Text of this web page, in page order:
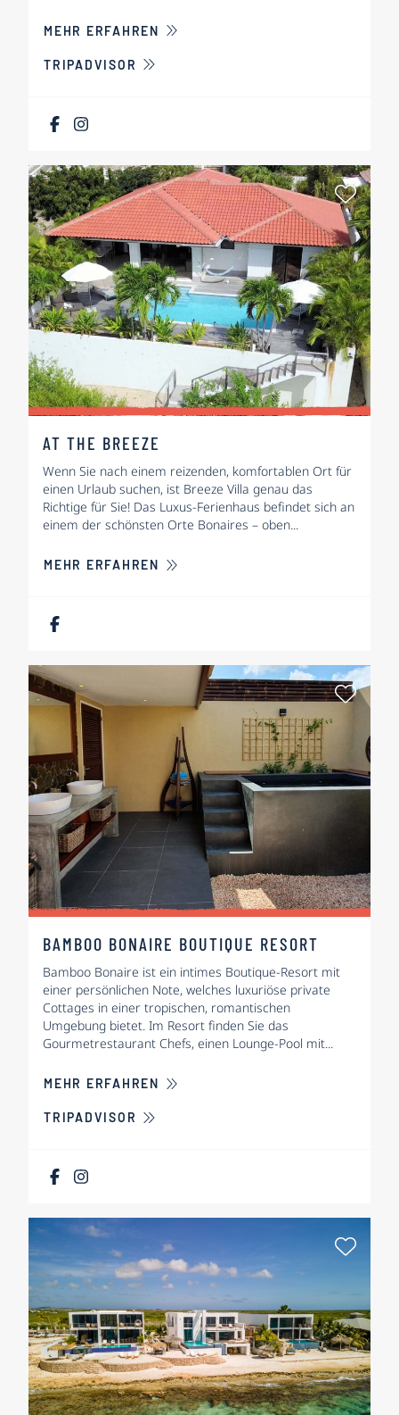
MEHR ERFAHREN ÜBER AQUA VIVA SUITES
TRIPADVISOR
Als
AT THE BREEZE
Wenn Sie nach einem reizenden, komfortablen Ort für
einen Urlaub suchen, ist Breeze Villa genau das
Richtige für Sie! Das Luxus-Ferienhaus befindet sich an
einem der schönsten Orte Bonaires – oben...
MEHR ERFAHREN ÜBER AT THE BREEZE
Als
BAMBOO BONAIRE BOUTIQUE RESORT
Bamboo Bonaire ist ein intimes Boutique-Resort mit
einer persönlichen Note, welches luxuriöse private
Cottages in einer tropischen, romantischen
Umgebung bietet. Im Resort finden Sie das
Gourmetrestaurant Chefs, einen Lounge-Pool mit...
MEHR ERFAHREN ÜBER BAMBOO BONAIRE
TRIPADVISOR
Als